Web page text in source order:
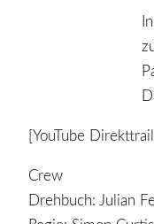
[YouTube
Crew
Drehbuch: Julian